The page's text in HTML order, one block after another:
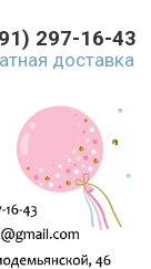
297-16-43
доставка